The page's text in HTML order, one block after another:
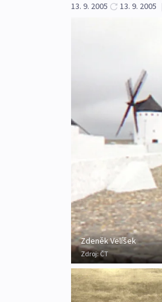
13. 9. 2005
13. 9. 2005
Zdeněk Velíšek
Zdroj:ČT